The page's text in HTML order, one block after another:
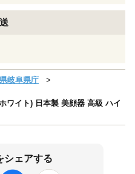
岐阜県庁
ワイト) 日本製 美顔器 高級 ハイ
シェアする